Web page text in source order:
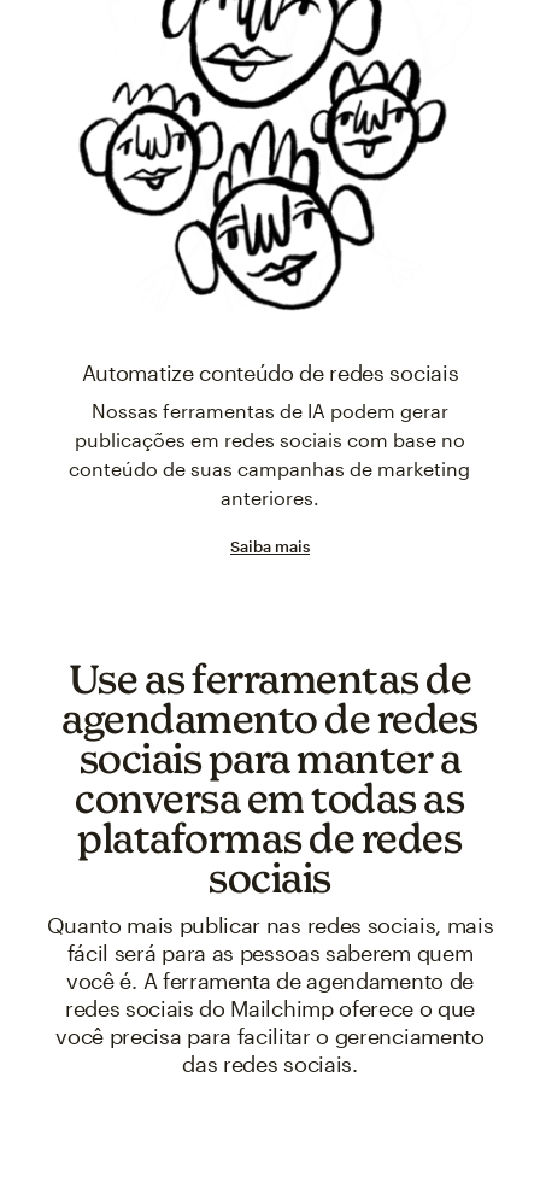
Automatize conteúdo de redes sociais
Nossas ferramentas de IA podem gerar
publicações em redes sociais com base no
conteúdo de suas campanhas de marketing
anteriores.
Saiba mais
Use as ferramentas de
agendamento de redes
sociais para manter a
conversa em todas as
plataformas de redes
sociais
Quanto mais publicar nas redes sociais, mais
fácil será para as pessoas saberem quem
você é. A ferramenta de agendamento de
redes sociais do Mailchimp oferece o que
você precisa para facilitar o gerenciamento
das redes sociais.